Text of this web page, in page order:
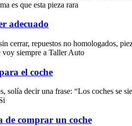
es que esta pieza rara
adecuado
cerrar, repuestos no homologados,
voy siempre a Taller Auto
el coche
solía decir una frase: “Los coches se
de comprar un coche